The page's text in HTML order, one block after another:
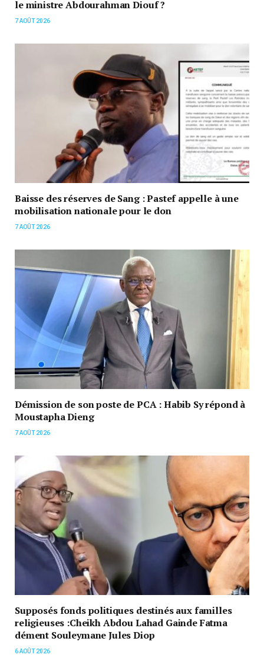
le ministre Abdourahman Diouf ?
7 AOÛT 2026
Baisse des réserves de Sang : Pastef appelle à une
mobilisation nationale pour le don
7 AOÛT 2026
Démission de son poste de PCA : Habib Sy répond à
Moustapha Dieng
7 AOÛT 2026
Supposés fonds politiques destinés aux familles
religieuses :Cheikh Abdou Lahad Gainde Fatma
dément Souleymane Jules Diop
6 AOÛT 2026